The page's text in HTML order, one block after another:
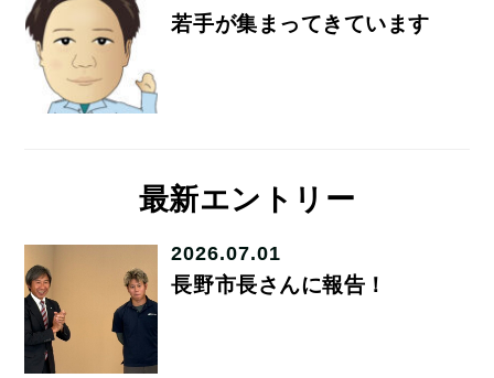
若手が集まってきています
最新エントリー
2026.07.01
長野市長さんに報告！